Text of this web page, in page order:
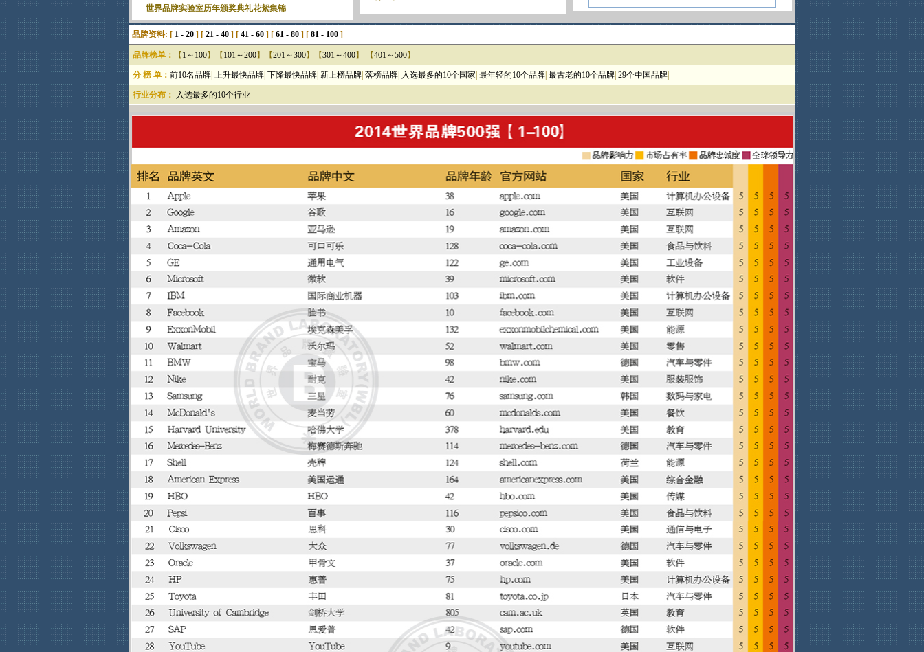
品牌资料: [ 1 - 20 ] [ 21 - 40 ] [ 41 - 60 ] [ 61 - 80 ] [ 81 - 100 ]
品牌榜单： 【 1～100】【 101～200】【201～300】【301～400】 【401～500】
分 榜 单： 前10名品牌 上升最快品牌 下降最快品牌 新上榜品牌 落榜品牌 入选最多的10个国家 最年轻的10个品牌 最古老的10个品牌 29个中国品牌
行业分布： 入选最多的10个行业